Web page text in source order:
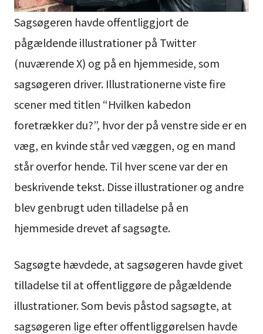
Sagsøgeren havde offentliggjort de
pågældende illustrationer på Twitter
(nuværende X) og på en hjemmeside, som
sagsøgeren driver. Illustrationerne viste fire
scener med titlen “Hvilken kabedon
foretrækker du?”, hvor der på venstre side er en
væg, en kvinde står ved væggen, og en mand
står overfor hende. Til hver scene var der en
beskrivende tekst. Disse illustrationer og andre
blev genbrugt uden tilladelse på en
hjemmeside drevet af sagsøgte.
Sagsøgte hævdede, at sagsøgeren havde givet
tilladelse til at offentliggøre de pågældende
illustrationer. Som bevis påstod sagsøgte, at
sagsøgeren lige efter offentliggørelsen havde